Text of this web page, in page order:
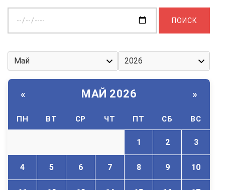
дату:
« МАЙ 2026 »
ПН ВТ СР ЧТ ПТ СБ ВС
1 2 3
4 5 6 7 8 9 10